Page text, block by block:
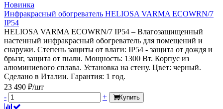
Новинка
Инфракрасный обогреватель HELIOSA VARMA ECOWRN/7
IP54
HELIOSA VARMA ECOWRN/7 IP54 – Влагозащищенный
настенный инфракрасный обогреватель для помещений и
снаружи. Степень защиты от влаги: IP54 - защита от дождя и
брызг, защита от пыли. Мощность: 1300 Вт. Корпус из
алюминиевого сплава. Установка на стену. Цвет: черный.
Сделано в Италии. Гарантия: 1 год.
23 490 ₽/шт
-
+ Купить